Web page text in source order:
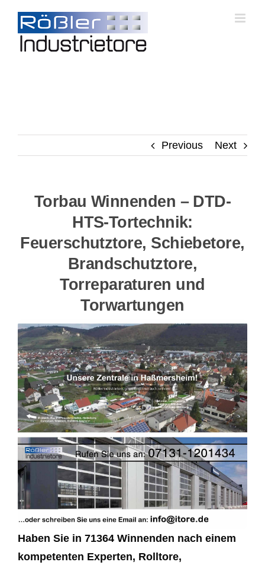
content
Previous Next
Torbau Winnenden – DTD-
HTS-Tortechnik:
Feuerschutztore, Schiebetore,
Brandschutztore,
Torreparaturen und
Torwartungen
Haben Sie in 71364 Winnenden nach einem
kompetenten Experten, Rolltore,